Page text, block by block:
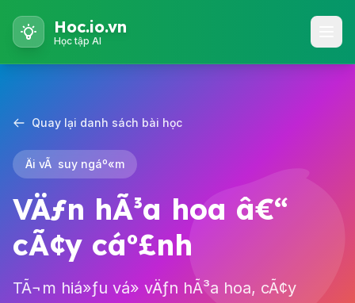
Hoc.io.vn
Học tập AI
Quay lại danh sách bài học
Äi vÃ suy ngáº«m
VÄƒn hÃ³a hoa â€“
cÃ¢y cáº£nh
TÃ¬m hiá»ƒu vá» vÄƒn hÃ³a hoa, cÃ¢y